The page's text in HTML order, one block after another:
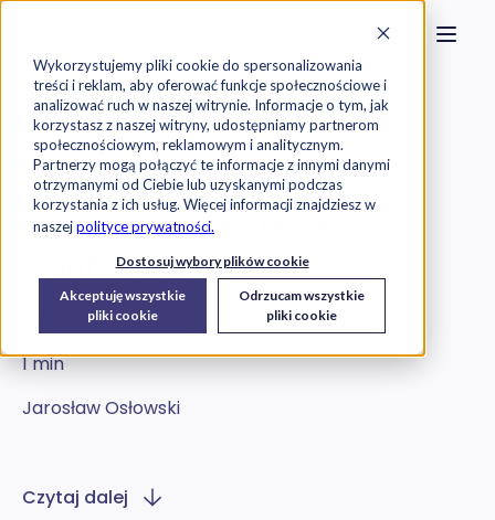
Wykorzystujemy pliki cookie do spersonalizowania
treści i reklam, aby oferować funkcje społecznościowe i
analizować ruch w naszej witrynie. Informacje o tym, jak
korzystasz z naszej witryny, udostępniamy partnerom
społecznościowym, reklamowym i analitycznym.
Partnerzy mogą połączyć te informacje z innymi danymi
otrzymanymi od Ciebie lub uzyskanymi podczas
korzystania z ich usług. Więcej informacji znajdziesz w
naszejpolityce prywatności.
Dostosuj wybory plików cookie
Akceptuję wszystkie
pliki cookie
Odrzucam wszystkie
pliki cookie
Szukaj na stronie
Skontaktuj
Exorigo-Upos Blog
Usługi IT
Drugi salon obuwniczy
Centro w Rydze
2012-11-15
1 min
Jarosław Osłowski
Czytaj dalej